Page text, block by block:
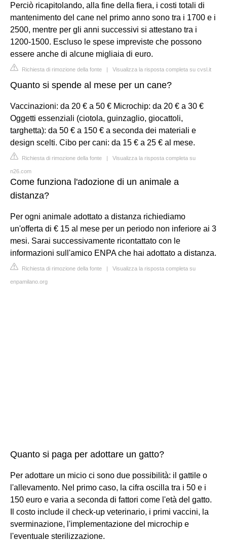
Perciò ricapitolando, alla fine della fiera, i costi totali di
mantenimento del cane nel primo anno sono tra i 1700 e i
2500, mentre per gli anni successivi si attestano tra i
1200-1500. Escluso le spese impreviste che possono
essere anche di alcune migliaia di euro.
Richiesta di rimozione della fonte | Visualizza la risposta completa su cvsl.it
Quanto si spende al mese per un cane?
Vaccinazioni: da 20 € a 50 € Microchip: da 20 € a 30 €
Oggetti essenziali (ciotola, guinzaglio, giocattoli,
targhetta): da 50 € a 150 € a seconda dei materiali e
design scelti. Cibo per cani: da 15 € a 25 € al mese.
Richiesta di rimozione della fonte | Visualizza la risposta completa su
n26.com
Come funziona l'adozione di un animale a
distanza?
Per ogni animale adottato a distanza richiediamo
un'offerta di € 15 al mese per un periodo non inferiore ai 3
mesi. Sarai successivamente ricontattato con le
informazioni sull'amico ENPA che hai adottato a distanza.
Richiesta di rimozione della fonte | Visualizza la risposta completa su
enpamilano.org
Quanto si paga per adottare un gatto?
Per adottare un micio ci sono due possibilità: il gattile o
l'allevamento. Nel primo caso, la cifra oscilla tra i 50 e i
150 euro e varia a seconda di fattori come l'età del gatto.
Il costo include il check-up veterinario, i primi vaccini, la
sverminazione, l'implementazione del microchip e
l'eventuale sterilizzazione.